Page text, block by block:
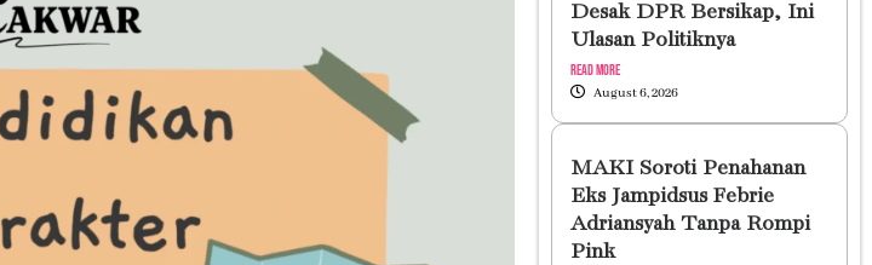
Desak DPR Bersikap, Ini
Ulasan Politiknya
Read More
August 6, 2026
MAKI Soroti Penahanan
Eks Jampidsus Febrie
Adriansyah Tanpa Rompi
Pink